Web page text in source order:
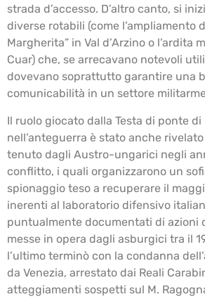
strada d’accesso. D’altro canto, si
diverse rotabili (come l’ampliamento
Margherita” in Val d’Arzino o l’ardita
Cuar) che, se arrecavano notevoli
dovevano soprattutto garantire una
comunicabilità in un settore
Il ruolo giocato dalla Testa di ponte di
nell’anteguerra è stato anche
tenuto dagli Austro-ungarici negli
conflitto, i quali organizzarono un
spionaggio teso a recuperare il
inerenti al laboratorio difensivo
puntualmente documentati di azioni
messe in opera dagli asburgici tra il
l’ultimo terminò con la condanna
da Venezia, arrestato dai Reali
atteggiamenti sospetti sul M.